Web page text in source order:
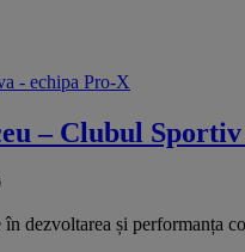
– Clubul Sportiv
dezvoltarea și performanța